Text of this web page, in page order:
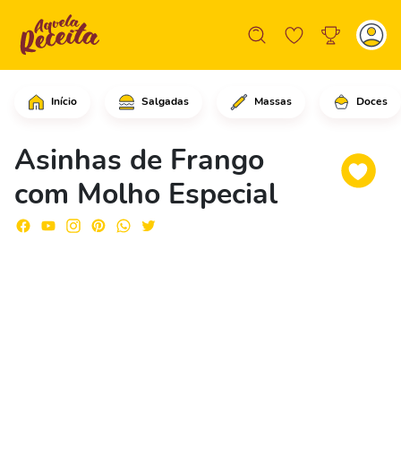
Início Salgadas Massas Doces
Asinhas de Frango
com Molho Especial
Comece adicionando o ketchup no